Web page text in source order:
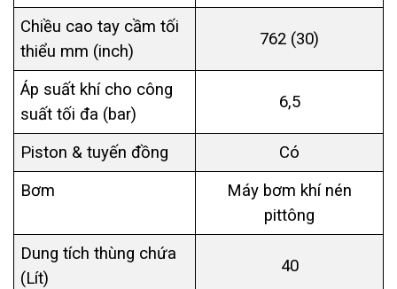
Chiều cao tay cầm tối
thiểu mm (inch)
762 (30)
Áp suất khí cho công
suất tối đa (bar)
6,5
Piston & tuyến đồng
Có
Bơm
Máy bơm khí nén
pittông
Dung tích thùng chứa
(Lít)
40